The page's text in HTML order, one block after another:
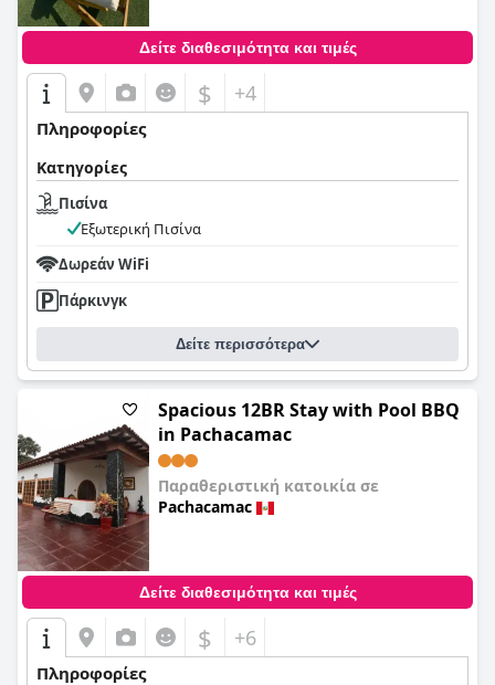
Δείτε διαθεσιμότητα και τιμές
$ +4
Πληροφορίες
Κατηγορίες
Πισίνα
Εξωτερική Πισίνα
Δωρεάν WiFi
Πάρκινγκ
Δείτε περισσότερα
Spacious 12BR Stay with Pool BBQ
in Pachacamac
Παραθεριστική κατοικία σε
Pachacamac
Δείτε διαθεσιμότητα και τιμές
$ +6
Πληροφορίες